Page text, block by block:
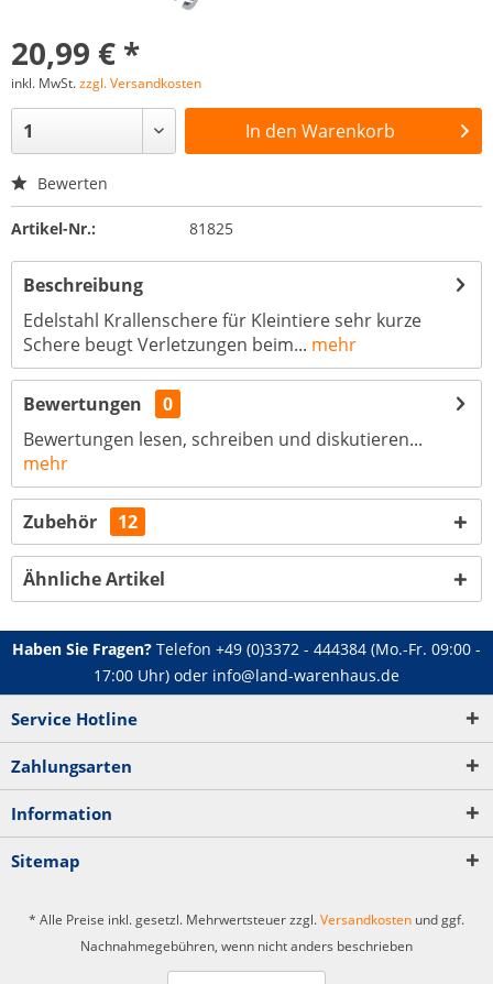
20,99 € *
inkl. MwSt.zzgl. Versandkosten
In den Warenkorb
Bewerten
Artikel-Nr.: 81825
Beschreibung
Edelstahl Krallenschere für Kleintiere sehr kurze
Schere beugt Verletzungen beim... mehr
Bewertungen
0
Bewertungen lesen, schreiben und diskutieren...
mehr
Zubehör 12
Ähnliche Artikel
Haben Sie Fragen? Telefon +49 (0)3372 - 444384 (Mo.-Fr. 09:00 -
17:00 Uhr) oder info@land-warenhaus.de
Service Hotline
Zahlungsarten
Information
Sitemap
* Alle Preise inkl. gesetzl. Mehrwertsteuer zzgl.Versandkosten und ggf.
Nachnahmegebühren, wenn nicht anders beschrieben